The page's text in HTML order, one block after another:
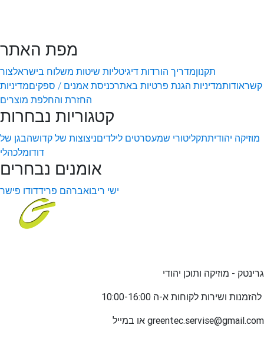
מפת האתר
תקנוןמדריך הורדות דיגיטליות שיטות משלוח בישראלצור
קשראודותמדיניות הגנת פרטיות באתרכניסת אמנים / ספקיםמדיניות
החזרת והחלפת מוצרים
קטגוריות נבחרות
מוזיקה יהודיתתקליטורי שמעסרטים לילדיםניצוצות של קדושהבגן של
דודומלכהלי
אומנים נבחרים
ישי ריבואברהם פרידדודו פישר
גרינטק - מוזיקה ותוכן יהודי
להזמנות ו
greentec.servise@gmail.com